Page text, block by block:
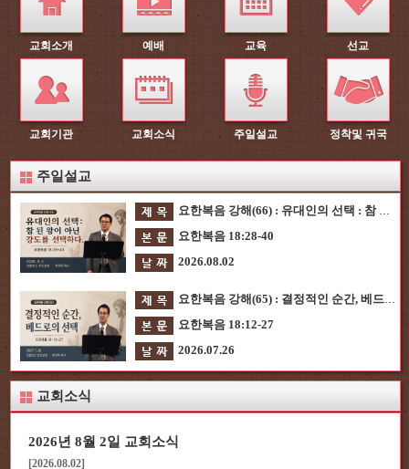
교회소개 예배 교육 선교
교회기관 교회소식 주일설교 정착및 귀국
주일설교
요한복음 강해(66) : 유대인의 선택 : 참 된 왕이 아닌 강도를 선택하다.
요한복음 18:28-40
2026.08.02
요한복음 강해(65) : 결정적인 순간, 베드로의 선택
요한복음 18:12-27
2026.07.26
교회소식
2026년 8월 2일 교회소식
[2026.08.02]